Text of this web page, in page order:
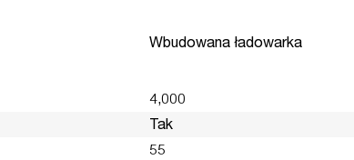
Wbudowana ładowarka
4,000
Tak
55